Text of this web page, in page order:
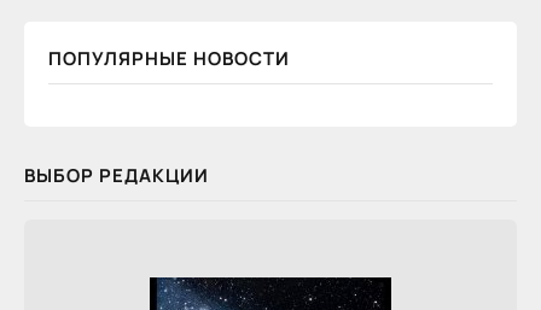
ПОПУЛЯРНЫЕ НОВОСТИ
ВЫБОР РЕДАКЦИИ